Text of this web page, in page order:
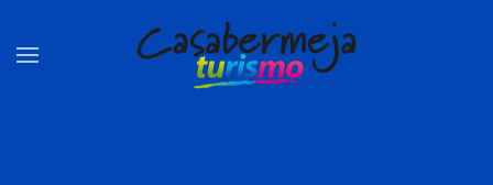
Skip to main content